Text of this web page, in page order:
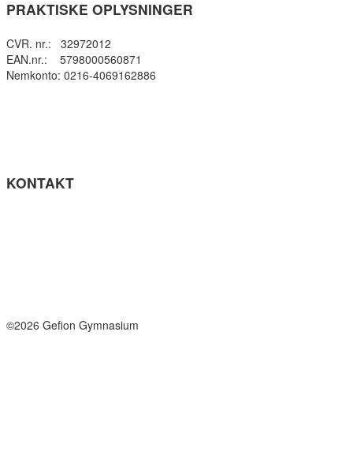
PRAKTISKE OPLYSNINGER
CVR. nr.: 32972012
EAN.nr.: 5798000560871
Nemkonto: 0216-4069162886
KONTAKT
©2026 Gefion Gymnasium